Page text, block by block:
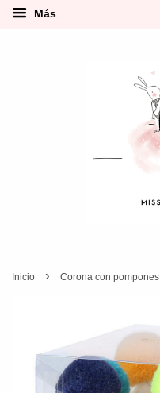
Más
Inicio › Corona con pompones